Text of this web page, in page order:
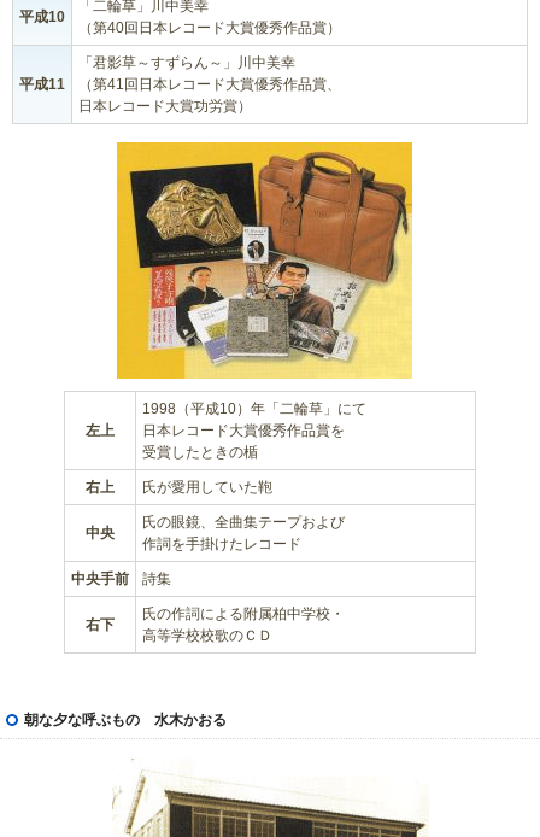
平成10
「二輪草」川中美幸
（第40回日本レコード大賞優秀作品賞）
平成11
「君影草～すずらん～」川中美幸
（第41回日本レコード大賞優秀作品賞、
日本レコード大賞功労賞）
左上
1998（平成10）年「二輪草」にて
日本レコード大賞優秀作品賞を
受賞したときの楯
右上 氏が愛用していた鞄
中央
氏の眼鏡、全曲集テープおよび
作詞を手掛けたレコード
中央手前 詩集
右下
氏の作詞による附属柏中学校・
高等学校校歌のＣＤ
朝な夕な呼ぶもの 水木かおる